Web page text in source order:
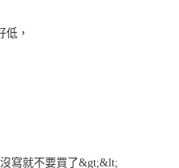
低，
寫就不要買了&gt;&lt;